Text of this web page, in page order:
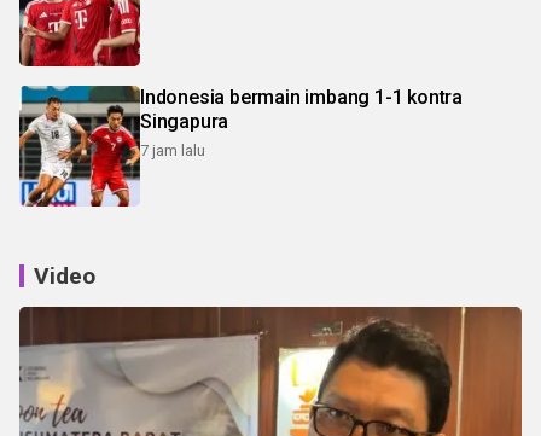
Indonesia bermain imbang 1-1 kontra
Singapura
7 jam lalu
Video